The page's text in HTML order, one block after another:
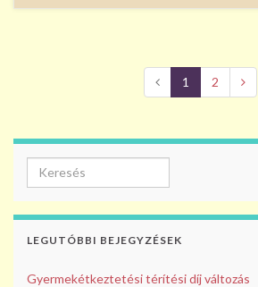
e
k
itt
1 2
Search for:
LEGUTÓBBI BEJEGYZÉSEK
Gyermekétkeztetési térítési díj változás